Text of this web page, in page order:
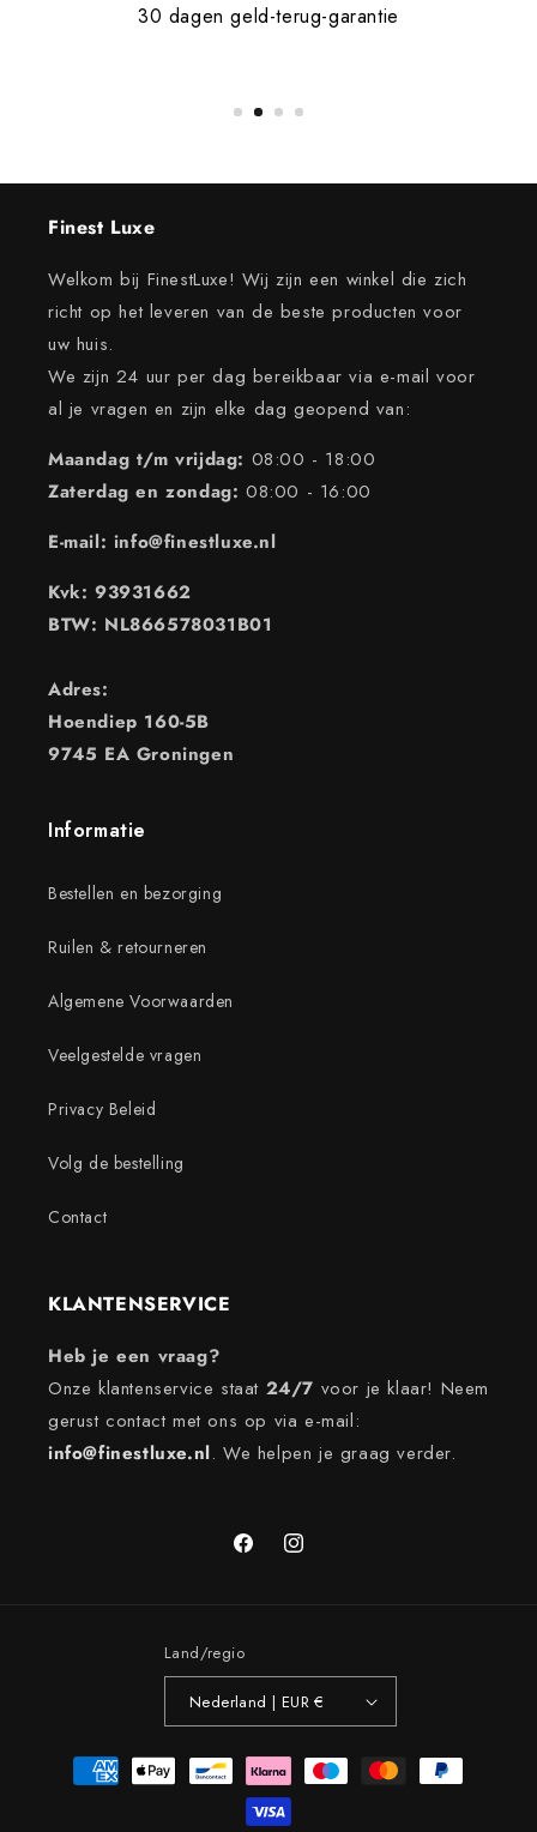
30 dagen geld-terug-garantie
Finest Luxe
Welkom bij FinestLuxe! Wij zijn een winkel die zich
richt op het leveren van de beste producten voor
uw huis.
We zijn 24 uur per dag bereikbaar via e-mail voor
al je vragen en zijn elke dag geopend van:
Maandag t/m vrijdag: 08:00 - 18:00
Zaterdag en zondag: 08:00 - 16:00
E-mail: info@finestluxe.nl
Kvk: 93931662
BTW: NL866578031B01
Adres:
Hoendiep 160-5B
9745 EA Groningen
Informatie
Bestellen en bezorging
Ruilen & retourneren
Algemene Voorwaarden
Veelgestelde vragen
Privacy Beleid
Volg de bestelling
Contact
KLANTENSERVICE
Heb je een vraag?
Onze klantenservice staat 24/7 voor je klaar! Neem
gerust contact met ons op via e-mail:
info@finestluxe.nl. We helpen je graag verder.
FacebookInstagram
Land/regio
Nederland | EUR €
Betaalmethoden